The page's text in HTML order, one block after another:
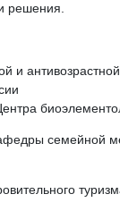
решения.
и
семейной